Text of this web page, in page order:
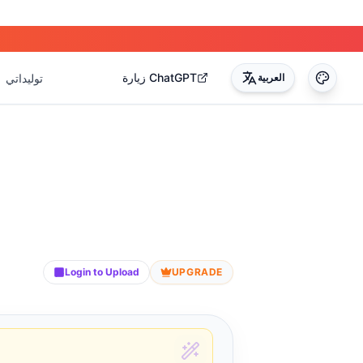
توليداتي زيارة ChatGPT العربية
Login to Upload UPGRADE